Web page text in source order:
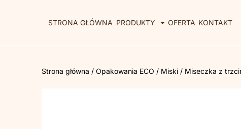
STRONA GŁÓWNA PRODUKTY OFERTA KONTAKT
Strona główna / Opakowania ECO / Miski / Miseczka z